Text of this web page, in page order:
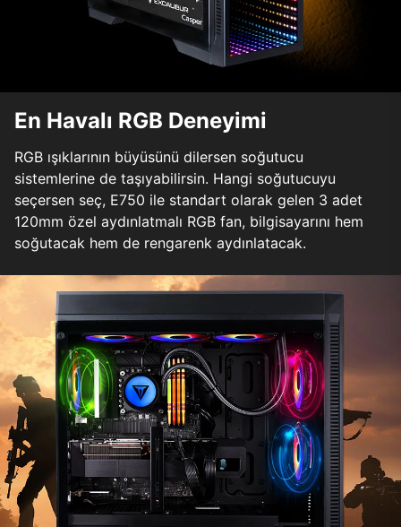
En Havalı RGB Deneyimi
RGB ışıklarının büyüsünü dilersen soğutucu
sistemlerine de taşıyabilirsin. Hangi soğutucuyu
seçersen seç, E750 ile standart olarak gelen 3 adet
120mm özel aydınlatmalı RGB fan, bilgisayarını hem
soğutacak hem de rengarenk aydınlatacak.